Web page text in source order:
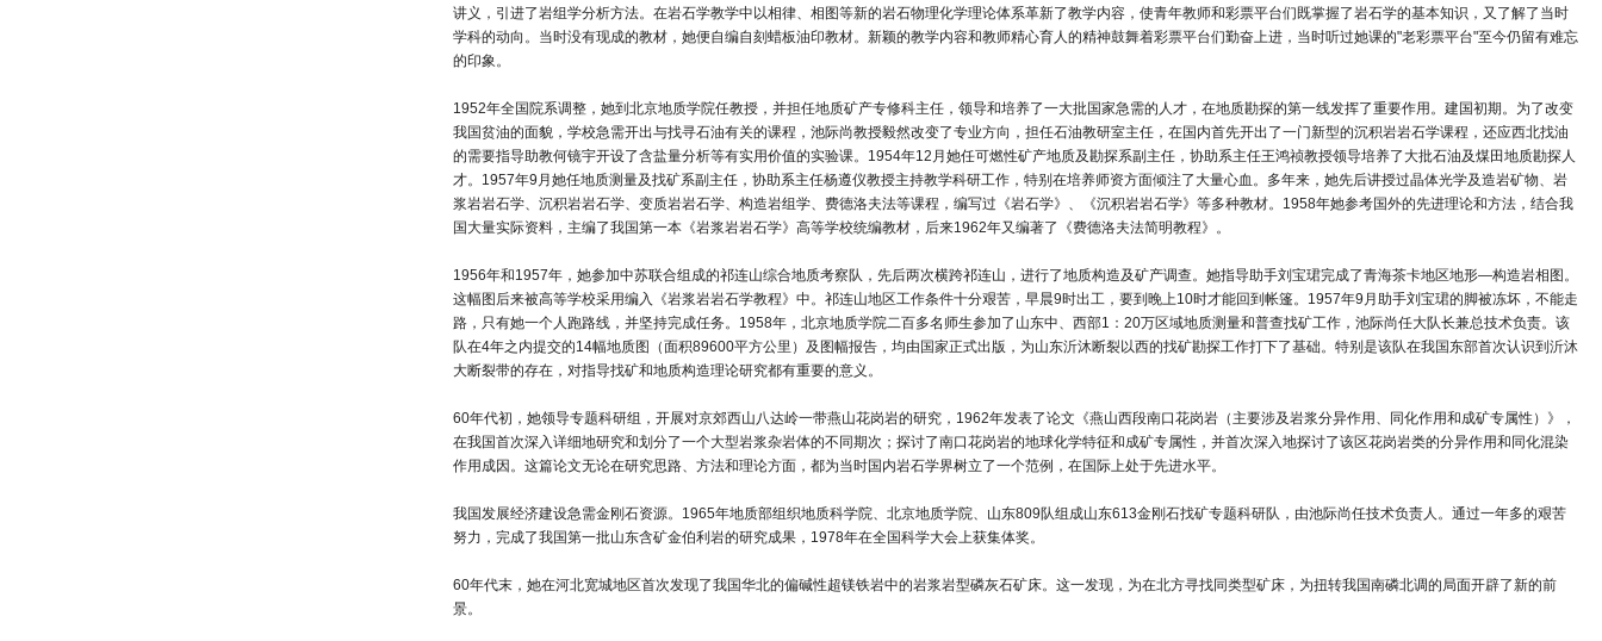
讲义，引进了岩组学分析方法。在岩石学教学中以相律、相图等新的岩石物理化学理论体系革新了教学内容，使青年教师和彩票平台们既掌握了岩石学的基本知识，又了解了当时
学科的动向。当时没有现成的教材，她便自编自刻蜡板油印教材。新颖的教学内容和教师精心育人的精神鼓舞着彩票平台们勤奋上进，当时听过她课的"老彩票平台"至今仍留有难忘
的印象。
1952年全国院系调整，她到北京地质学院任教授，并担任地质矿产专修科主任，领导和培养了一大批国家急需的人才，在地质勘探的第一线发挥了重要作用。建国初期。为了改变
我国贫油的面貌，学校急需开出与找寻石油有关的课程，池际尚教授毅然改变了专业方向，担任石油教研室主任，在国内首先开出了一门新型的沉积岩岩石学课程，还应西北找油
的需要指导助教何镜宇开设了含盐量分析等有实用价值的实验课。1954年12月她任可燃性矿产地质及勘探系副主任，协助系主任王鸿祯教授领导培养了大批石油及煤田地质勘探人
才。1957年9月她任地质测量及找矿系副主任，协助系主任杨遵仪教授主持教学科研工作，特别在培养师资方面倾注了大量心血。多年来，她先后讲授过晶体光学及造岩矿物、岩
浆岩岩石学、沉积岩岩石学、变质岩岩石学、构造岩组学、费德洛夫法等课程，编写过《岩石学》、《沉积岩岩石学》等多种教材。1958年她参考国外的先进理论和方法，结合我
国大量实际资料，主编了我国第一本《岩浆岩岩石学》高等学校统编教材，后来1962年又编著了《费德洛夫法简明教程》。
1956年和1957年，她参加中苏联合组成的祁连山综合地质考察队，先后两次横跨祁连山，进行了地质构造及矿产调查。她指导助手刘宝珺完成了青海茶卡地区地形—构造岩相图。
这幅图后来被高等学校采用编入《岩浆岩岩石学教程》中。祁连山地区工作条件十分艰苦，早晨9时出工，要到晚上10时才能回到帐篷。1957年9月助手刘宝珺的脚被冻坏，不能走
路，只有她一个人跑路线，并坚持完成任务。1958年，北京地质学院二百多名师生参加了山东中、西部1：20万区域地质测量和普查找矿工作，池际尚任大队长兼总技术负责。该
队在4年之内提交的14幅地质图（面积89600平方公里）及图幅报告，均由国家正式出版，为山东沂沐断裂以西的找矿勘探工作打下了基础。特别是该队在我国东部首次认识到沂沐
大断裂带的存在，对指导找矿和地质构造理论研究都有重要的意义。
60年代初，她领导专题科研组，开展对京郊西山八达岭一带燕山花岗岩的研究，1962年发表了论文《燕山西段南口花岗岩（主要涉及岩浆分异作用、同化作用和成矿专属性）》，
在我国首次深入详细地研究和划分了一个大型岩浆杂岩体的不同期次；探讨了南口花岗岩的地球化学特征和成矿专属性，并首次深入地探讨了该区花岗岩类的分异作用和同化混染
作用成因。这篇论文无论在研究思路、方法和理论方面，都为当时国内岩石学界树立了一个范例，在国际上处于先进水平。
我国发展经济建设急需金刚石资源。1965年地质部组织地质科学院、北京地质学院、山东809队组成山东613金刚石找矿专题科研队，由池际尚任技术负责人。通过一年多的艰苦
努力，完成了我国第一批山东含矿金伯利岩的研究成果，1978年在全国科学大会上获集体奖。
60年代末，她在河北宽城地区首次发现了我国华北的偏碱性超镁铁岩中的岩浆岩型磷灰石矿床。这一发现，为在北方寻找同类型矿床，为扭转我国南磷北调的局面开辟了新的前
景。